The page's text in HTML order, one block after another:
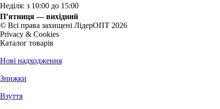
Неділя: з 10:00 до 15:00
П’ятниця — вихідний
© Всі права захищені ЛідерОПТ 2026
Privacy & Cookies
Каталог товарів
Нові надходження
Знижки
Взуття